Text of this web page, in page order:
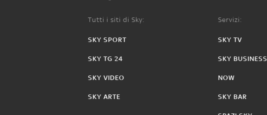
Tutti i siti di Sky:
SKY SPORT
SKY TG 24
SKY VIDEO
SKY ARTE
Servizi:
SKY TV
SKY BUSINESS
NOW
SKY BAR